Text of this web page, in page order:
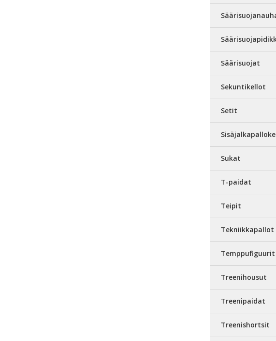
Säärisuojat
Sekuntikellot
Setit
Sukat
T-paidat
Teipit
Tekniikkapallot
Temppufiguurit
Treenihousut
Treenipaidat
Treenishortsit